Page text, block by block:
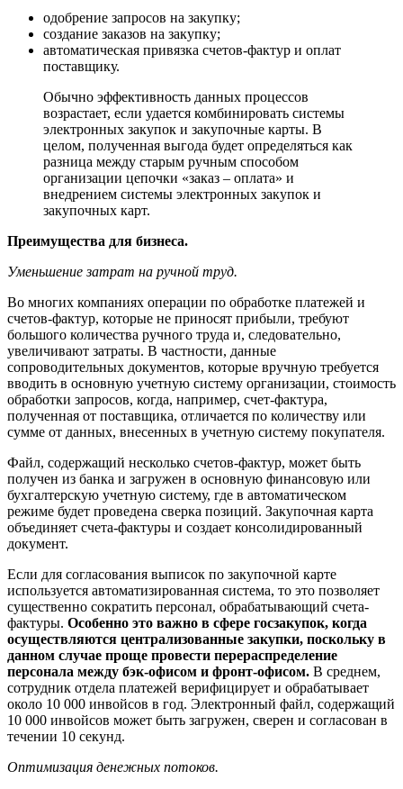
одобрение запросов на закупку;
создание заказов на закупку;
автоматическая привязка счетов-фактур и оплат
поставщику.
Обычно эффективность данных процессов
возрастает, если удается комбинировать системы
электронных закупок и закупочные карты. В
целом, полученная выгода будет определяться как
разница между старым ручным способом
организации цепочки «заказ – оплата» и
внедрением системы электронных закупок и
закупочных карт.
Преимущества для бизнеса.
Уменьшение затрат на ручной труд.
Во многих компаниях операции по обработке платежей и
счетов-фактур, которые не приносят прибыли, требуют
большого количества ручного труда и, следовательно,
увеличивают затраты. В частности, данные
сопроводительных документов, которые вручную требуется
вводить в основную учетную систему организации, стоимость
обработки запросов, когда, например, счет-фактура,
полученная от поставщика, отличается по количеству или
сумме от данных, внесенных в учетную систему покупателя.
Файл, содержащий несколько счетов-фактур, может быть
получен из банка и загружен в основную финансовую или
бухгалтерскую учетную систему, где в автоматическом
режиме будет проведена сверка позиций. Закупочная карта
объединяет счета-фактуры и создает консолидированный
документ.
Если для согласования выписок по закупочной карте
используется автоматизированная система, то это позволяет
существенно сократить персонал, обрабатывающий счета-
фактуры. Особенно это важно в сфере госзакупок, когда
осуществляются централизованные закупки, поскольку в
данном случае проще провести перераспределение
персонала между бэк-офисом и фронт-офисом. В среднем,
сотрудник отдела платежей верифицирует и обрабатывает
около 10 000 инвойсов в год. Электронный файл, содержащий
10 000 инвойсов может быть загружен, сверен и согласован в
течении 10 секунд.
Оптимизация денежных потоков.